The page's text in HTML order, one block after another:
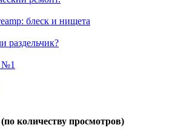
блеск и нищета
раздельчик?
№1
количеству просмотров)